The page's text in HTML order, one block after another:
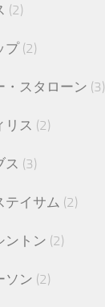
(2)
プ(2)
・スタローン (3)
リス (2)
ス (3)
テイサム (2)
ントン (2)
ソン (2)